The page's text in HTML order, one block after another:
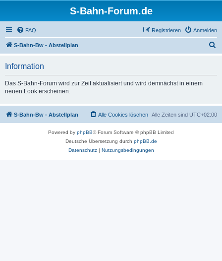
S-Bahn-Forum.de
FAQ Anmelden
Registrieren
S-Bahn-Bw - Abstellplan
Information
Das S-Bahn-Forum wird zur Zeit aktualisiert und wird demnächst in einem
neuen Look erscheinen.
S-Bahn-Bw - Abstellplan Alle Zeiten sind UTC+02:00
Alle Cookies löschen
Powered by phpBB® Forum Software © phpBB Limited
Deutsche Übersetzung durch phpBB.de
Datenschutz| Nutzungsbedingungen